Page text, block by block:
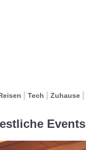
Tech Zuhause
Events